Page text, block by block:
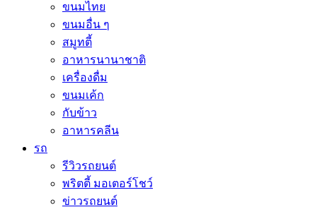
ขนมไทย
ขนมอื่น ๆ
สมูทตี้
อาหารนานาชาติ
เครื่องดื่ม
ขนมเค้ก
กับข้าว
อาหารคลีน
รถ
รีวิวรถยนต์
พริตตี้ มอเตอร์โชว์
ข่าวรถยนต์